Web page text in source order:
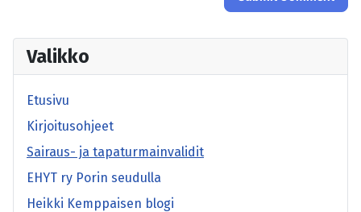
Valikko
Etusivu
Kirjoitusohjeet
Sairaus- ja tapaturmainvalidit
EHYT ry Porin seudulla
Heikki Kemppaisen blogi